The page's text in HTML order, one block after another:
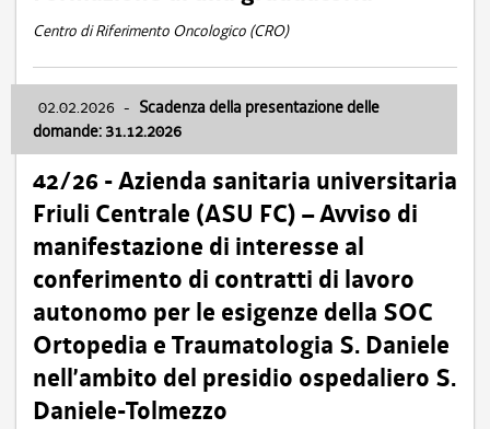
Centro di Riferimento Oncologico (CRO)
02.02.2026 - Scadenza della presentazione delle
domande: 31.12.2026
42/26 - Azienda sanitaria universitaria
Friuli Centrale (ASU FC) – Avviso di
manifestazione di interesse al
conferimento di contratti di lavoro
autonomo per le esigenze della SOC
Ortopedia e Traumatologia S. Daniele
nell’ambito del presidio ospedaliero S.
Daniele-Tolmezzo